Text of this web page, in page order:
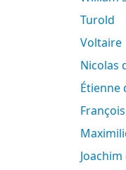
Turold
Voltaire